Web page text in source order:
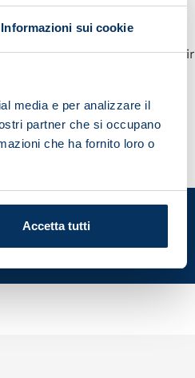
Informazioni sui cookie
media e per analizzare il
partner che si occupano
che ha fornito loro o
Accetta tutti
on preparations for their
tactical drills.